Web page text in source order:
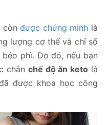
cònđược chứng minh là
lượng cơ thể và chỉ số
phì. Do đó, nếu bạn
chắn chế độ ăn keto là
được khoa học công